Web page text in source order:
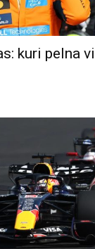
kuri pelna